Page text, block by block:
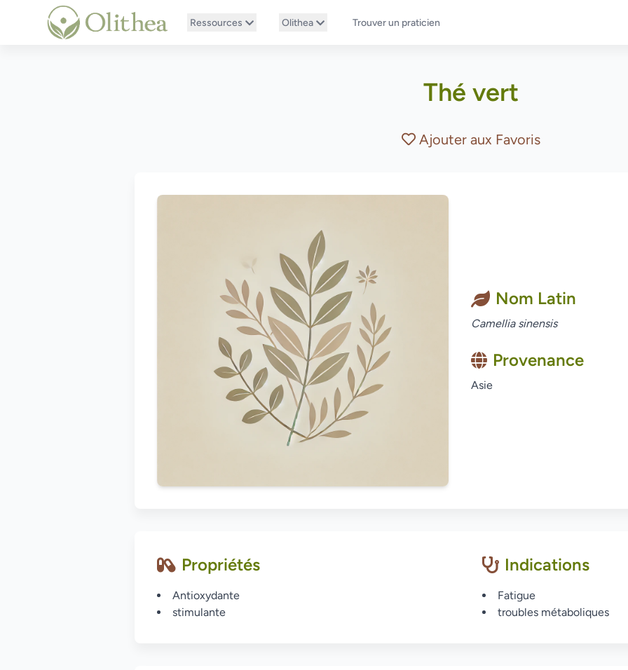
Ressources Olithea Trouver un praticien
Thé vert
Ajouter aux Favoris
Nom Latin
Camellia sinensis
Provenance
Asie
Propriétés
Antioxydante
stimulante
Indications
Fatigue
troubles métaboliques